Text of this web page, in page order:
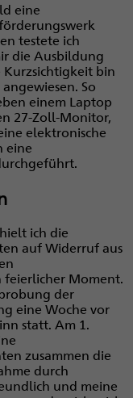
eine
testete ich
die Ausbildung
bin
So
einem Laptop
27-Zoll-Monitor,
elektronische
eine
ich die
auf Widerruf aus
feierlicher Moment.
der
eine Woche vor
statt. Am 1.
zusammen die
durch
und meine